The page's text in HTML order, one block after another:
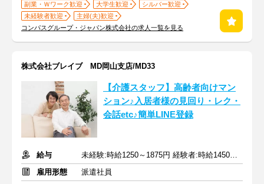
副業・Ｗワーク歓迎 大学生歓迎
シルバー歓迎
未経験者歓迎
主婦(夫)歓迎
コンパスグループ・ジャパン株式会社の求人一覧を見る
株式会社ブレイブ MD岡山支店/MD33
【介護スタッフ】高齢者向けマン
ション♪入居者様の見回り・レク・
会話etc♪簡単LINE登録
給与
未経験:時給1250～1875円 経験者:時給1450～2175円+交通費全額
雇用形態
派遣社員